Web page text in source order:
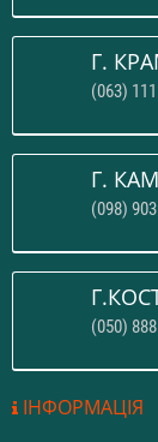
Г.
(063)
Г.
(098)
(050)
ІНФОРМАЦІЯ